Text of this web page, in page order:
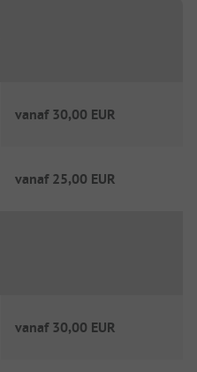
vanaf 30,00 EUR
vanaf 25,00 EUR
vanaf 30,00 EUR